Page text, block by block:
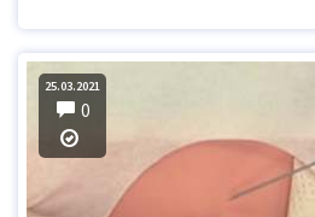
25.03.2021
0